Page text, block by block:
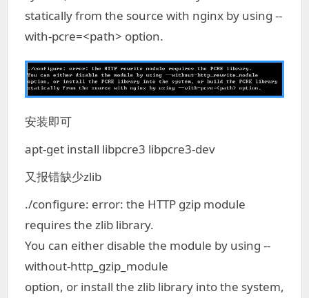
statically from the source with nginx by using --
with-pcre=<path> option.
安装即可
apt-get install libpcre3 libpcre3-dev
又报错缺少zlib
./configure: error: the HTTP gzip module
requires the zlib library.
You can either disable the module by using --
without-http_gzip_module
option, or install the zlib library into the system,